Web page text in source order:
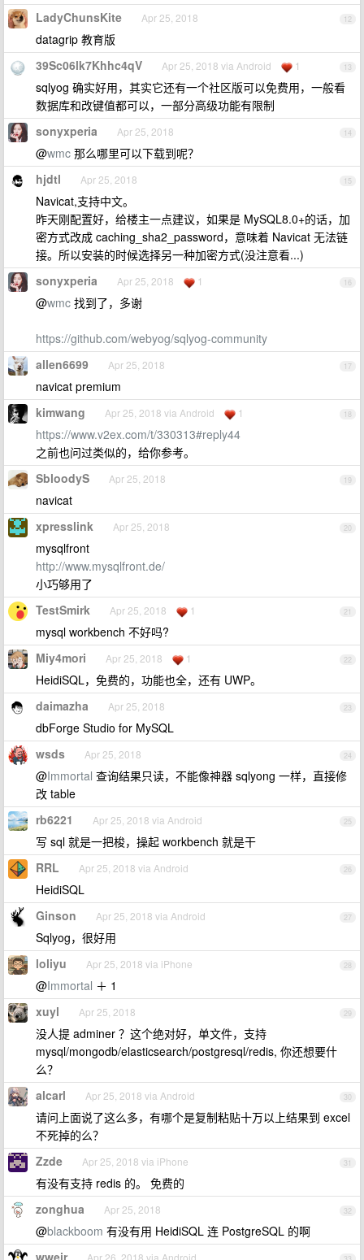
12
LadyChunsKite Apr 25, 2018
datagrip 教育版
13
39Sc06lk7Khhc4qV Apr 25, 2018 via Android 1
sqlyog 确实好用，其实它还有一个社区版可以免费用，一般看
数据库和改键值都可以，一部分高级功能有限制
14
sonyxperia Apr 25, 2018
@wmc 那么哪里可以下载到呢？
15
hjdtl Apr 25, 2018
Navicat,支持中文。
昨天刚配置好，给楼主一点建议，如果是 MySQL8.0+的话，加
密方式改成 caching_sha2_password，意味着 Navicat 无法链
接。所以安装的时候选择另一种加密方式(没注意看...)
16
sonyxperia Apr 25, 2018 1
@wmc 找到了，多谢
https://github.com/webyog/sqlyog-community
17
allen6699 Apr 25, 2018
navicat premium
18
kimwang Apr 25, 2018 via Android 1
https://www.v2ex.com/t/330313#reply44
之前也问过类似的，给你参考。
19
SbloodyS Apr 25, 2018
navicat
20
xpresslink Apr 25, 2018
mysqlfront
http://www.mysqlfront.de/
小巧够用了
21
TestSmirk Apr 25, 2018 1
mysql workbench 不好吗?
22
Miy4mori Apr 25, 2018 1
HeidiSQL，免费的，功能也全，还有 UWP。
23
daimazha Apr 25, 2018
dbForge Studio for MySQL
24
wsds Apr 25, 2018
@Immortal 查询结果只读，不能像神器 sqlyong 一样，直接修
改 table
25
rb6221 Apr 25, 2018 via Android
写 sql 就是一把梭，操起 workbench 就是干
26
RRL Apr 25, 2018 via Android
HeidiSQL
27
Ginson Apr 25, 2018 via Android
Sqlyog，很好用
28
loliyu Apr 25, 2018 via iPhone
@Immortal ＋ 1
29
xuyl Apr 25, 2018
没人提 adminer ？这个绝对好，单文件，支持
mysql/mongodb/elasticsearch/postgresql/redis, 你还想要什
么？
30
alcarl Apr 25, 2018 via Android
请问上面说了这么多，有哪个是复制粘贴十万以上结果到 excel
不死掉的么？
31
Zzde Apr 25, 2018 via iPhone
有没有支持 redis 的。 免费的
32
zonghua Apr 25, 2018
@blackboom 有没有用 HeidiSQL 连 PostgreSQL 的啊
wweir Apr 26, 2018 via Android